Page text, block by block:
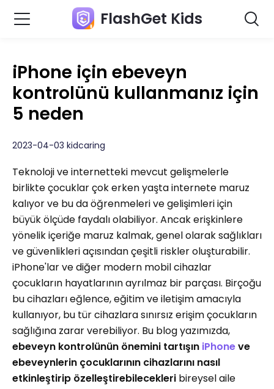
FlashGet Kids
iPhone için ebeveyn
kontrolünü kullanmanız için
5 neden
2023-04-03 kidcaring
Teknoloji ve internetteki mevcut gelişmelerle
birlikte çocuklar çok erken yaşta internete maruz
kalıyor ve bu da öğrenmeleri ve gelişimleri için
büyük ölçüde faydalı olabiliyor. Ancak erişkinlere
yönelik içeriğe maruz kalmak, genel olarak sağlıkları
ve güvenlikleri açısından çeşitli riskler oluşturabilir.
iPhone'lar ve diğer modern mobil cihazlar
çocukların hayatlarının ayrılmaz bir parçası. Birçoğu
bu cihazları eğlence, eğitim ve iletişim amacıyla
kullanıyor, bu tür cihazlara sınırsız erişim çocukların
sağlığına zarar verebiliyor. Bu blog yazımızda,
ebeveyn kontrolünün önemini tartışın iPhoneve
ebeveynlerin çocuklarının cihazlarını nasıl
etkinleştirip özelleştirebilecekleri bireysel aile